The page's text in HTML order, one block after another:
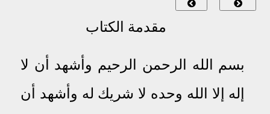
مقدمة الكتاب
بسم الله الرحمن الرحيم وأشهد أن لا
إله إلا الله وحده لا شريك له وأشهد أن